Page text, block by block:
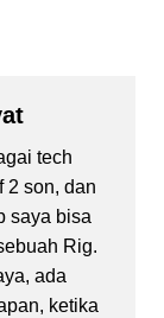
tech
2 son, dan
saya bisa
Rig.
ada
ketika